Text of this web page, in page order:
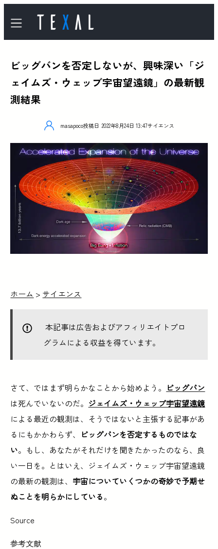
ビッグバンを否定しないが、興味深い「ジ
ェイムズ・ウェッブ宇宙望遠鏡」の最新観
測結果
masapoco投稿日 2022年8月24日 13:47サイエンス
ホーム > サイエンス
本記事は広告およびアフィリエイトプロ
グラムによる収益を得ています。
さて、ではまず明らかなことから始めよう。 ビッグバン
は死んでいないのだ。 ジェイムズ・ウェッブ宇宙望遠鏡
による最近の観測は、そうではないと主張する記事があ
るにもかかわらず、
ビッグバンを否定するものではな
い。もし、あなたがそれだけを聞きたかったのなら、良
い一日を。とはいえ、ジェイムズ・ウェッブ宇宙望遠鏡
の最新の観測は、 宇宙についていくつかの奇妙で予期せ
ぬことを明らかにしている。
Source
参考文献